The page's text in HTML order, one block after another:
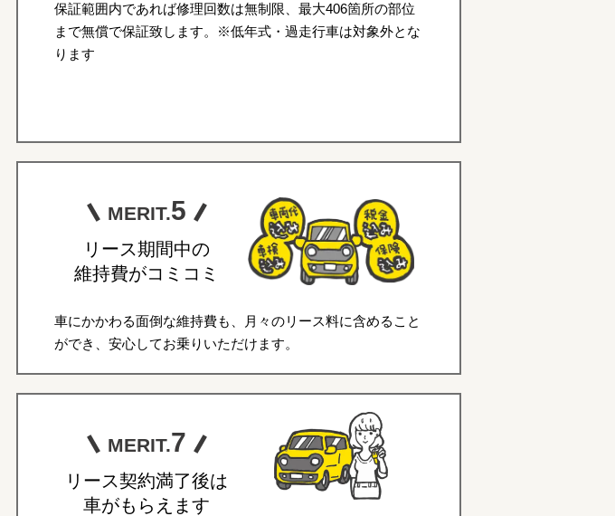
保証範囲内であれば修理回数は無制限、最大406箇所の部位
まで無償で保証致します。※低年式・過走行車は対象外とな
ります
MERIT.5
リース期間中の
維持費がコミコミ
車にかかわる面倒な維持費も、月々のリース料に含めること
ができ、安心してお乗りいただけます。
MERIT.7
リース契約満了後は
車がもらえます